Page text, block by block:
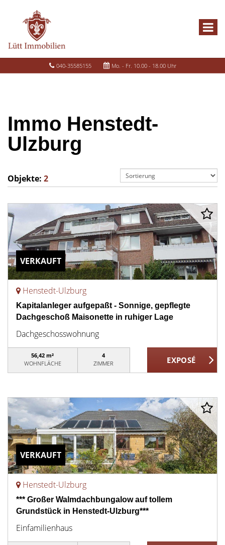
040-35585155 Mo. - Fr. 10.00 - 18.00 Uhr
Immo Henstedt-
Ulzburg
Objekte: 2
VERKAUFT
Henstedt-Ulzburg
Kapitalanleger aufgepaßt - Sonnige, gepflegte
Dachgeschoß Maisonette in ruhiger Lage
Dachgeschosswohnung
56,42 m²
WOHNFLÄCHE
4
ZIMMER
VERKAUFT
Henstedt-Ulzburg
*** Großer Walmdachbungalow auf tollem
Grundstück in Henstedt-Ulzburg***
Einfamilienhaus